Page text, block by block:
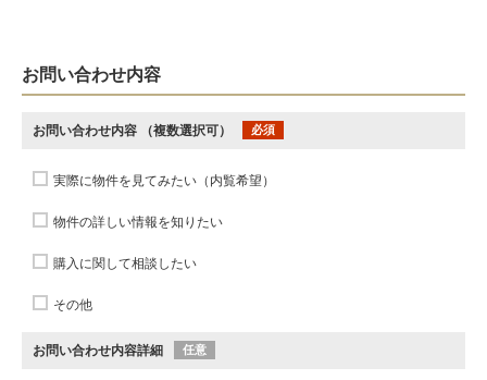
お問い合わせ内容
お問い合わせ内容 （複数選択可） 必須
実際に物件を見てみたい（内覧希望）
物件の詳しい情報を知りたい
購入に関して相談したい
その他
お問い合わせ内容詳細 任意